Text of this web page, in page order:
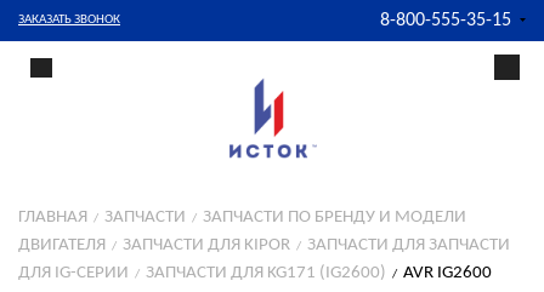
ЗАКАЗАТЬ ЗВОНОК 8-800-555-35-15
ГЛАВНАЯ ЗАПЧАСТИ
ЗАПЧАСТИ ПО БРЕНДУ И МОДЕЛИ
ДВИГАТЕЛЯ
ЗАПЧАСТИ ДЛЯ KIPOR
ЗАПЧАСТИ ДЛЯ ЗАПЧАСТИ
ДЛЯ IG-СЕРИИ
ЗАПЧАСТИ ДЛЯ KG171 (IG2600) AVR IG2600